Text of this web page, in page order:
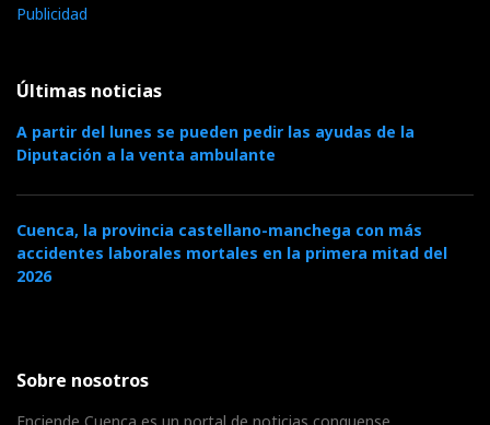
Publicidad
Últimas noticias
A partir del lunes se pueden pedir las ayudas de la
Diputación a la venta ambulante
Cuenca, la provincia castellano-manchega con más
accidentes laborales mortales en la primera mitad del
2026
Sobre nosotros